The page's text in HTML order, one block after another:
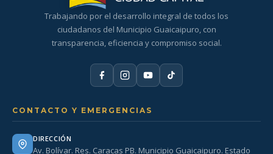
Trabajando por el desarrollo integral de todos los
ciudadanos del Municipio Guaicaipuro, con
transparencia, eficiencia y compromiso social.
CONTACTO Y EMERGENCIAS
DIRECCIÓN
Av. Bolívar. Res. Caracas PB. Municipio Guaicaipuro. Estado